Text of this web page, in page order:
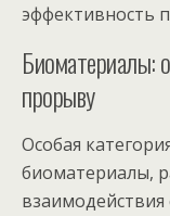
эффективность
Биоматериалы:
прорыву
Особая
биоматериалы,